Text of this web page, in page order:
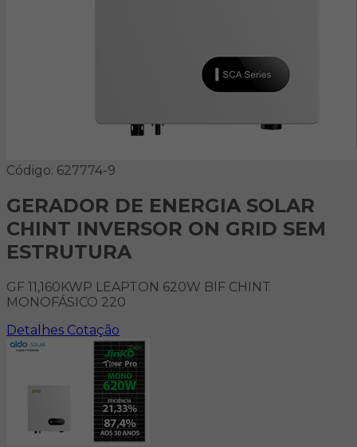
Código: 627774-9
GERADOR DE ENERGIA SOLAR
CHINT INVERSOR ON GRID SEM
ESTRUTURA
GF 11,160KWP LEAPTON 620W BIF CHINT
MONOFÁSICO 220
Detalhes Cotação